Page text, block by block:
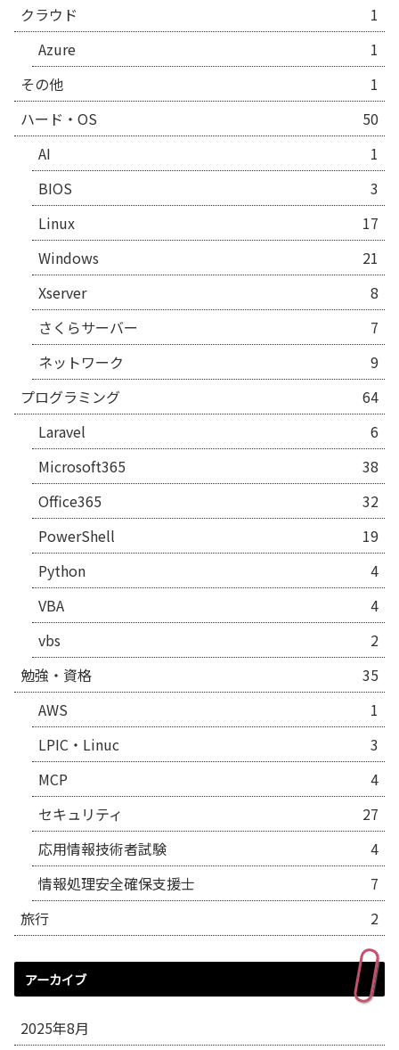
クラウド
1
Azure
1
その他
1
ハード・OS
50
AI
1
BIOS
3
Linux
17
Windows
21
Xserver
8
さくらサーバー
7
ネットワーク
9
プログラミング
64
Laravel
6
Microsoft365
38
Office365
32
PowerShell
19
Python
4
VBA
4
vbs
2
勉強・資格
35
AWS
1
LPIC・Linuc
3
MCP
4
セキュリティ
27
応用情報技術者試験
4
情報処理安全確保支援士
7
旅行
2
アーカイブ
2025年8月